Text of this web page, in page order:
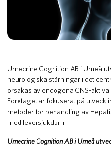
​Umecrine Cognition AB i Umeå
neurologiska störningar i det
orsakas av endogena CNS-
Företaget är fokuserat på
metoder för behandling av
med leversjukdom.
Umecrine Cognition AB i Umeå